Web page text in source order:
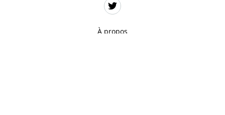
À propos